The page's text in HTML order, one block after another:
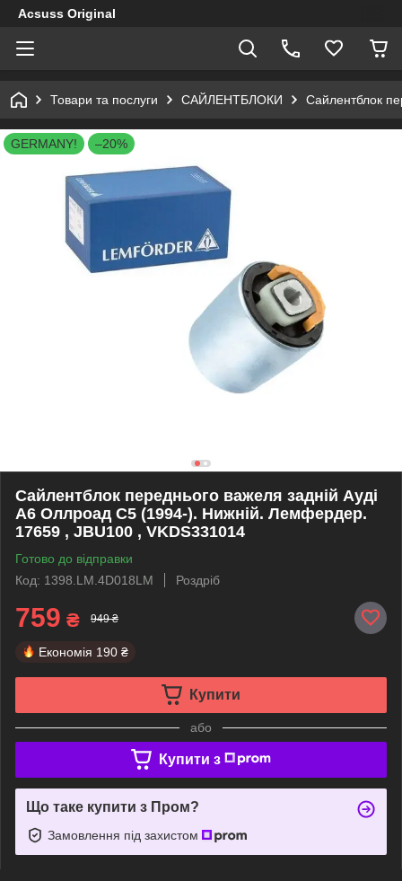
Acsuss Original
Товари та послуги САЙЛЕНТБЛОКИ Сайлентблок
GERMANY! –20%
Сайлентблок переднього важеля задній Ауді
А6 Оллроад С5 (1994-). Нижній. Лемфердер.
17659 , JBU100 , VKDS331014
Готово до відправки
Код: 1398.LM.4D018LM
Роздріб
759 ₴ 949 ₴
Економія 190 ₴
Купити
або
Купити з
Що таке купити з Пром?
Замовлення під захистом